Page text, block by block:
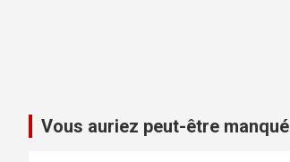
Vous auriez peut-être manqué